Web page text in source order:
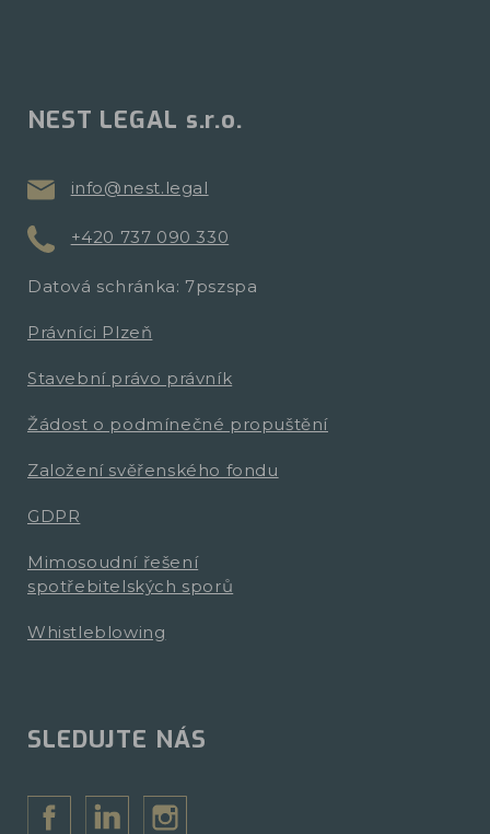
NEST LEGAL s.r.o.
info@nest.legal
+420 737 090 330
Datová schránka: 7pszspa
Právníci Plzeň
Stavební právo právník
Žádost o podmínečné propuštění
Založení svěřenského fondu
GDPR
Mimosoudní řešení
spotřebitelských sporů
Whistleblowing
SLEDUJTE NÁS